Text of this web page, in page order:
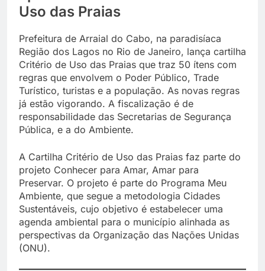
Uso das Praias
Prefeitura de Arraial do Cabo, na paradisíaca
Região dos Lagos no Rio de Janeiro, lança cartilha
Critério de Uso das Praias que traz 50 ítens com
regras que envolvem o Poder Público, Trade
Turístico, turistas e a população. As novas regras
já estão vigorando. A fiscalização é de
responsabilidade das Secretarias de Segurança
Pública, e a do Ambiente.
A Cartilha Critério de Uso das Praias faz parte do
projeto Conhecer para Amar, Amar para
Preservar. O projeto é parte do Programa Meu
Ambiente, que segue a metodologia Cidades
Sustentáveis, cujo objetivo é estabelecer uma
agenda ambiental para o município alinhada as
perspectivas da Organização das Nações Unidas
(ONU).